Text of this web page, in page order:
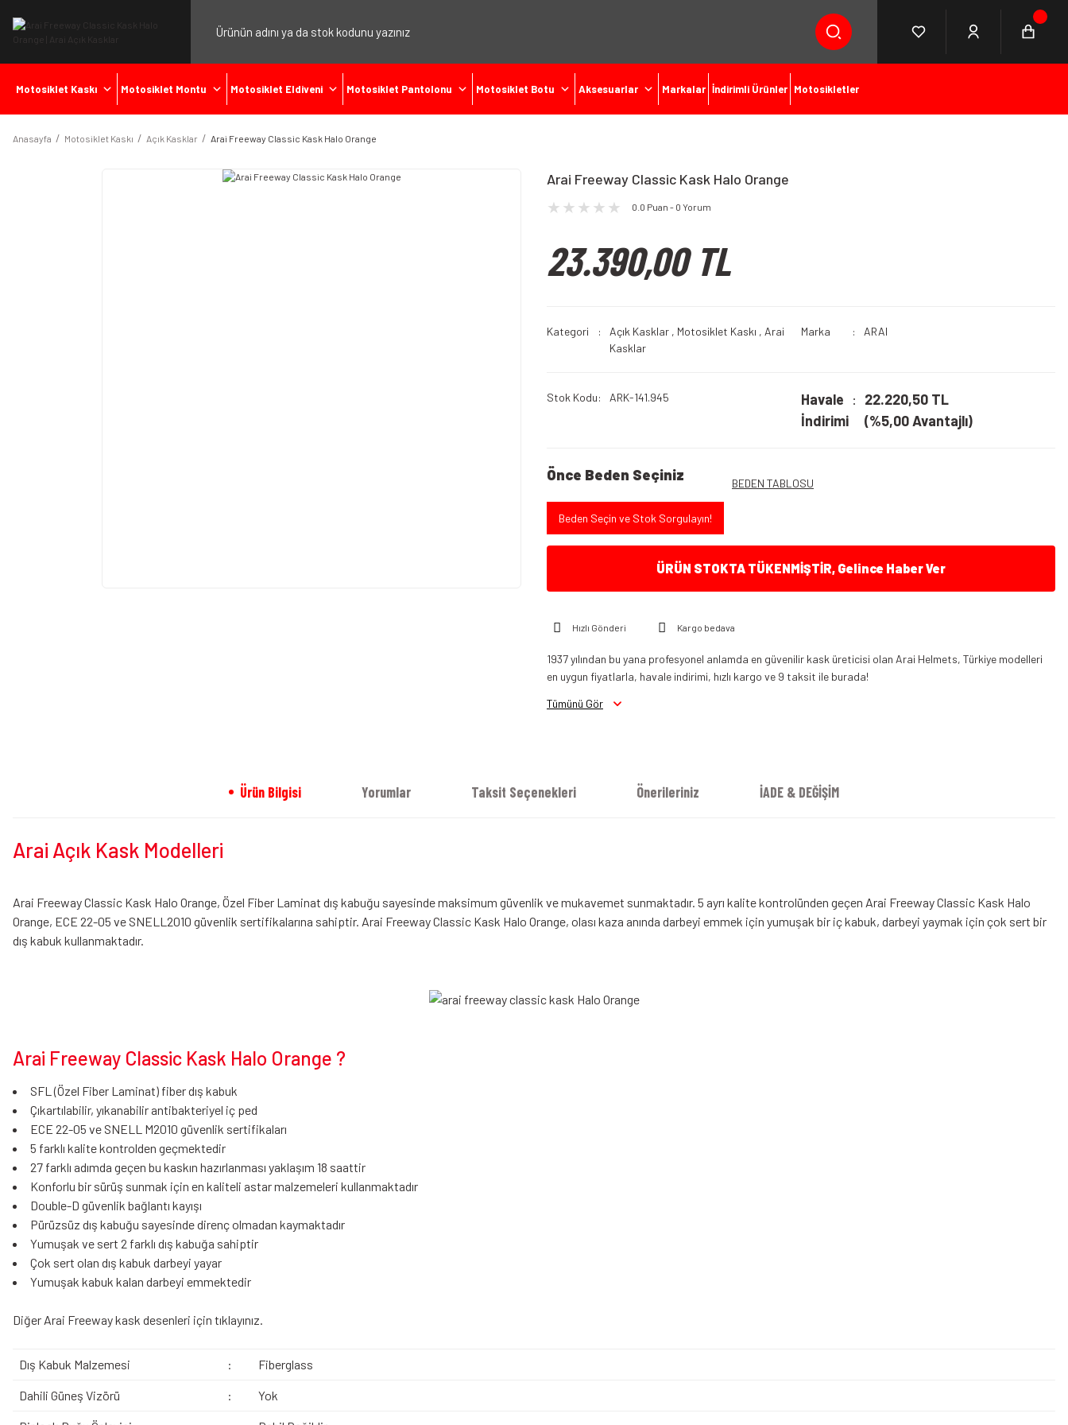
Motosiklet Kaskı Motosiklet Montu Motosiklet Eldiveni Motosiklet Pantolonu Motosiklet Botu Aksesuarlar Markalar İndirimli Ürünler Motosikletler
Anasayfa Motosiklet Kaskı Açık Kasklar Arai Freeway Classic Kask Halo Orange
Arai Freeway Classic Kask Halo Orange
0.0 Puan - 0 Yorum
23.390,00 TL
Kategori Açık Kasklar , Motosiklet Kaskı , Arai
Kasklar
Marka ARAI
Stok Kodu ARK-141.945
Havale
İndirimi
22.220,50 TL
(%5,00 Avantajlı)
Önce Beden Seçiniz BEDEN TABLOSU
Beden Seçin ve Stok Sorgulayın!
ÜRÜN STOKTA TÜKENMİŞTİR, Gelince Haber Ver
Hızlı Gönderi Kargo bedava
1937 yılından bu yana profesyonel anlamda en güvenilir kask üreticisi olan Arai Helmets, Türkiye modelleri
en uygun fiyatlarla, havale indirimi, hızlı kargo ve 9 taksit ile burada!
Tümünü Gör
Ürün Bilgisi Yorumlar Taksit Seçenekleri Önerileriniz İADE & DEĞİŞİM
Arai Açık Kask Modelleri
Arai Freeway Classic Kask Halo Orange, Özel Fiber Laminat dış kabuğu sayesinde maksimum güvenlik ve mukavemet sunmaktadır. 5 ayrı kalite kontrolünden geçen Arai Freeway Classic Kask Halo
Orange, ECE 22-05 ve SNELL2010 güvenlik sertifikalarına sahiptir. Arai Freeway Classic Kask Halo Orange, olası kaza anında darbeyi emmek için yumuşak bir iç kabuk, darbeyi yaymak için çok sert bir
dış kabuk kullanmaktadır.
Arai Freeway Classic Kask Halo Orange ?
SFL (Özel Fiber Laminat) fiber dış kabuk
Çıkartılabilir, yıkanabilir antibakteriyel iç ped
ECE 22-05 ve SNELL M2010 güvenlik sertifikaları
5 farklı kalite kontrolden geçmektedir
27 farklı adımda geçen bu kaskın hazırlanması yaklaşım 18 saattir
Konforlu bir sürüş sunmak için en kaliteli astar malzemeleri kullanmaktadır
Double-D güvenlik bağlantı kayışı
Pürüzsüz dış kabuğu sayesinde direnç olmadan kaymaktadır
Yumuşak ve sert 2 farklı dış kabuğa sahiptir
Çok sert olan dış kabuk darbeyi yayar
Yumuşak kabuk kalan darbeyi emmektedir
Diğer Arai Freeway kask desenleri için tıklayınız.
Dış Kabuk Malzemesi : Fiberglass
Dahili Güneş Vizörü : Yok